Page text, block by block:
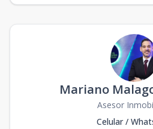
Mariano
Asesor
Celular /